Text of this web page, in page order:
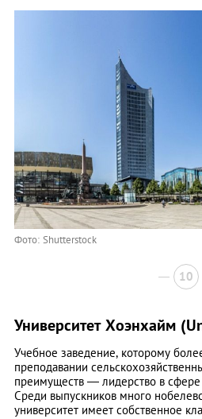
Фото: Shutterstock
10
Университет Хоэнхайм
Учебное заведение, которому
преподавании
преимуществ — лидерство в
Среди выпускников много
университет имеет собственное